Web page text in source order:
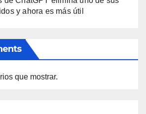
y ahora es más útil
que mostrar.